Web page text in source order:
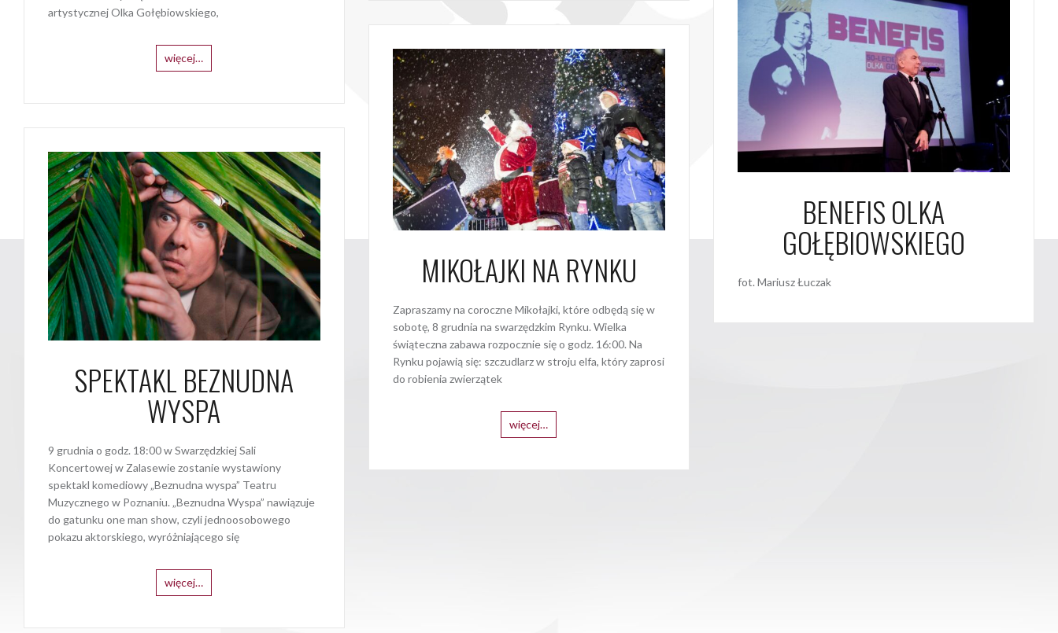
artystycznej Olka Gołębiowskiego,
więcej…
BENEFIS OLKA
GOŁĘBIOWSKIEGO
fot. Mariusz Łuczak
MIKOŁAJKI NA RYNKU
Zapraszamy na coroczne Mikołajki, które odbędą się w
sobotę, 8 grudnia na swarzędzkim Rynku. Wielka
świąteczna zabawa rozpocznie się o godz. 16:00. Na
Rynku pojawią się: szczudlarz w stroju elfa, który zaprosi
do robienia zwierzątek
więcej…
SPEKTAKL BEZNUDNA
WYSPA
9 grudnia o godz. 18:00 w Swarzędzkiej Sali
Koncertowej w Zalasewie zostanie wystawiony
spektakl komediowy „Beznudna wyspa” Teatru
Muzycznego w Poznaniu. „Beznudna Wyspa” nawiązuje
do gatunku one man show, czyli jednoosobowego
pokazu aktorskiego, wyróżniającego się
więcej…